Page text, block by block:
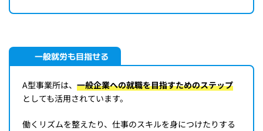
一般就労も目指せる
A型事業所は、 一般企業への就職を目指すためのステップ
としても活用されています。
働くリズムを整えたり、仕事のスキルを身につけたりする